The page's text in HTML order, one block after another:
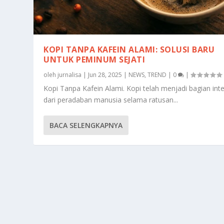
KOPI TANPA KAFEIN ALAMI: SOLUSI BARU
UNTUK PEMINUM SEJATI
oleh jurnalisa | Jun 28, 2025 | NEWS,TREND | 0 |
Kopi Tanpa Kafein Alami. Kopi telah menjadi bagian
dari peradaban manusia selama ratusan...
BACA SELENGKAPNYA